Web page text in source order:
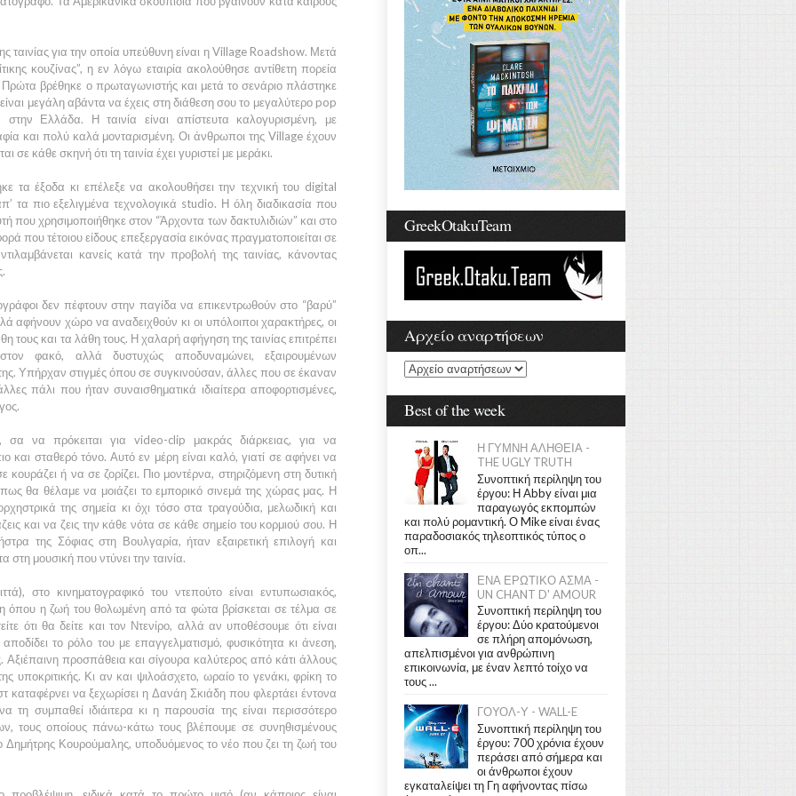
για την οποία υπεύθυνη είναι ηVillage Roadshow. Μετά
κουζίνας”, η εν λόγω εταιρία ακολούθησε αντίθετη πορεία
βρέθηκε ο πρωταγωνιστής και μετά το σενάριο πλάστηκε
μεγάλη αβάντα να έχεις στη διάθεση σου το μεγαλύτερο pop
στην Ελλάδα. Η ταινία είναι απίστευτα καλογυρισμένη, με
και πολύ καλά μονταρισμένη. Οι άνθρωποι τηςVillage έχουν
σε κάθε σκηνή ότι τη ταινία έχει γυριστεί με μεράκι.
τα έξοδα κι επέλεξε να ακολουθήσει την τεχνική του digital
τα πιο εξελιγμένα τεχνολογικά studio. Η όλη διαδικασία που
που χρησιμοποιήθηκε στον “Άρχοντα των δακτυλιδιών” και στο
που τέτοιου είδους επεξεργασία εικόνας πραγματοποιείται σε
κανείς κατά την προβολή της ταινίας, κάνοντας
δεν πέφτουν στην παγίδα να επικεντρωθούν στο “βαρύ”
αφήνουν χώρο να αναδειχθούν κι οι υπόλοιποι χαρακτήρες, οι
τους και τα λάθη τους. Η χαλαρή αφήγηση της ταινίας επιτρέπει
φακό, αλλά δυστυχώς αποδυναμώνει, εξαιρουμένων
Υπήρχαν στιγμές όπου σε συγκινούσαν, άλλες που σε έκαναν
πάλι που ήταν συναισθηματικά ιδιαίτερα αποφορτισμένες,
σα να πρόκειται για video-clip μακράς διάρκειας, για να
και σταθερό τόνο. Αυτό εν μέρη είναι καλό, γιατί σε αφήνει να
ή να σε ζορίζει. Πιο μοντέρνα, στηριζόμενη στη δυτική
πως θα θέλαμε να μοιάζει το εμπορικό σινεμά της χώρας μας. Η
της σημεία κι όχι τόσο στα τραγούδια, μελωδική και
και να ζεις την κάθε νότα σε κάθε σημείο του κορμιού σου. Η
της Σόφιαςστη Βουλγαρία, ήταν εξαιρετική επιλογή και
στη μουσική που ντύνει την ταινία.
στο κινηματογραφικό του ντεπούτο είναι εντυπωσιακός,
όπου η ζωή του θολωμένη από τα φώτα βρίσκεται σε τέλμα σε
ότι θα δείτε και τον Ντενίρο, αλλά αν υποθέσουμε ότι είναι
το ρόλο του με επαγγελματισμό, φυσικότητα κι άνεση,
Αξιέπαινη προσπάθεια και σίγουρα καλύτερος από κάτι άλλους
υποκριτικής. Κι αν και ψιλοάσχετο, ωραίο το γενάκι, φρίκη το
καταφέρνει να ξεχωρίσει ηΔανάη Σκιάδη που φλερτάει έντονα
τη συμπαθεί ιδιάιτερα κι η παρουσία της είναι περισσότερο
τους οποίους πάνω-κάτω τους βλέπουμε σε συνηθισμένους
Δημήτρης Κουρούμαλης, υποδυόμενος το νέο που ζει τη ζωή του
GreekOtakuTeam
Αρχείο αναρτήσεων
Best of the week
Η ΓΥΜΝΗ ΑΛΗΘΕΙΑ -
THE UGLY TRUTH
Συνοπτική περίληψη του
έργου: Η Abby είναι μια
παραγωγός εκπομπών
και πολύ ρομαντική. Ο Mike είναι ένας
παραδοσιακός τηλεοπτικός τύπος ο
οπ...
ΕΝΑ ΕΡΩΤΙΚΟ ΑΣΜΑ -
UN CHANT D' AMOUR
Συνοπτική περίληψη του
έργου: Δύο κρατούμενοι
σε πλήρη απομόνωση,
απελπισμένοι για ανθρώπινη
επικοινωνία, με έναν λεπτό τοίχο να
τους ...
ΓΟΥΟΛ-Υ - WALL-E
Συνοπτική περίληψη του
έργου: 700 χρόνια έχουν
περάσει από σήμερα και
οι άνθρωποι έχουν
εγκαταλείψει τη Γη αφήνοντας πίσω